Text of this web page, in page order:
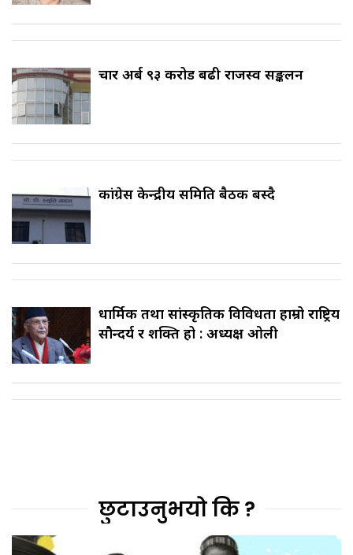
चार अर्ब ९३ करोड बढी राजस्व सङ्कलन
कांग्रेस केन्द्रीय समिति बैठक बस्दै
धार्मिक तथा सांस्कृतिक विविधता हाम्रो राष्ट्रिय
सौन्दर्य र शक्ति हो : अध्यक्ष ओली
छुटाउनुभयो कि ?